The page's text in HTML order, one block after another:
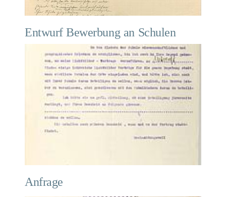
Entwurf Bewerbung an Schulen
Anfrage